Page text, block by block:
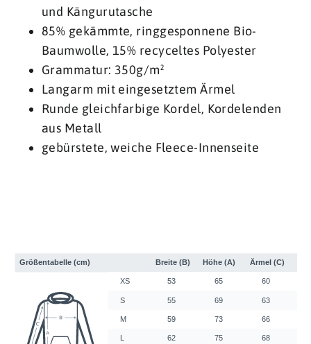
und Kängurutasche
85% gekämmte, ringgesponnene Bio-
Baumwolle, 15% recyceltes Polyester
Grammatur: 350g/m²
Langarm mit eingesetztem Ärmel
Runde gleichfarbige Kordel, Kordelenden
aus Metall
gebürstete, weiche Fleece-Innenseite